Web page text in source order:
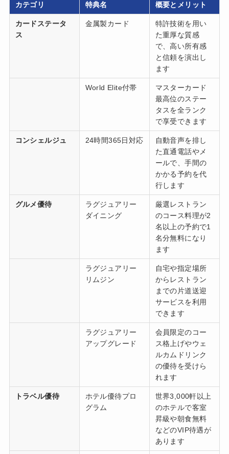
カテゴリ 特典名 概要とメリット
カードステータ
ス
金属製カード
特許技術を用い
た重厚な質感
で、高い所有感
と信頼を演出し
ます
World Elite付帯
マスターカード
最高位のステー
タスを全ランク
で享受できます
コンシェルジュ 24時間365日対応
自動音声を排し
た直通電話やメ
ールで、手間の
かかる予約を代
行します
グルメ優待
ラグジュアリー
ダイニング
厳選レストラン
のコース料理が2
名以上の予約で1
名分無料になり
ます
ラグジュアリー
リムジン
自宅や指定場所
からレストラン
までの片道送迎
サービスを利用
できます
ラグジュアリー
アップグレード
会員限定のコー
ス格上げやウェ
ルカムドリンク
の優待を受けら
れます
トラベル優待
ホテル優待プロ
グラム
世界3,000軒以上
のホテルで客室
昇級や朝食無料
などのVIP待遇が
あります